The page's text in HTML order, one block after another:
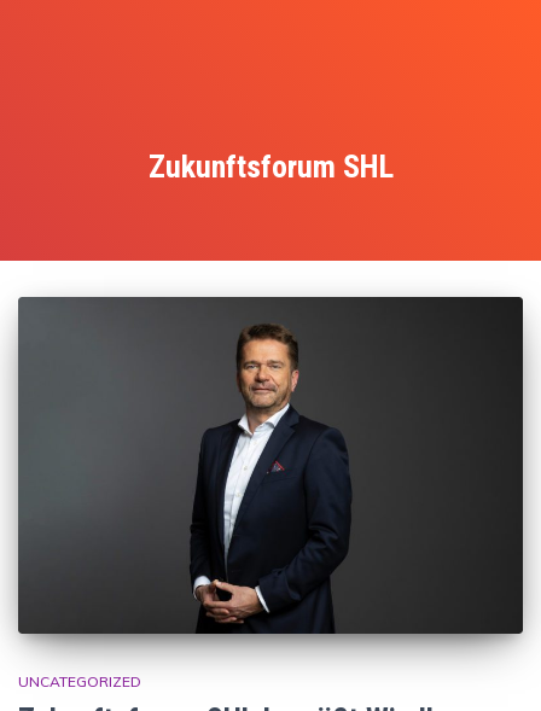
Zukunftsforum SHL
UNCATEGORIZED